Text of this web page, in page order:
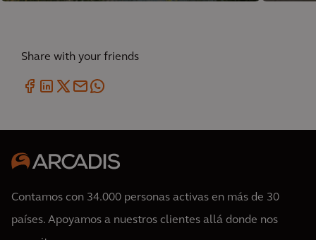
Share with your friends
Contamos con 34.000 personas activas en más de 30
países. Apoyamos a nuestros clientes allá donde nos